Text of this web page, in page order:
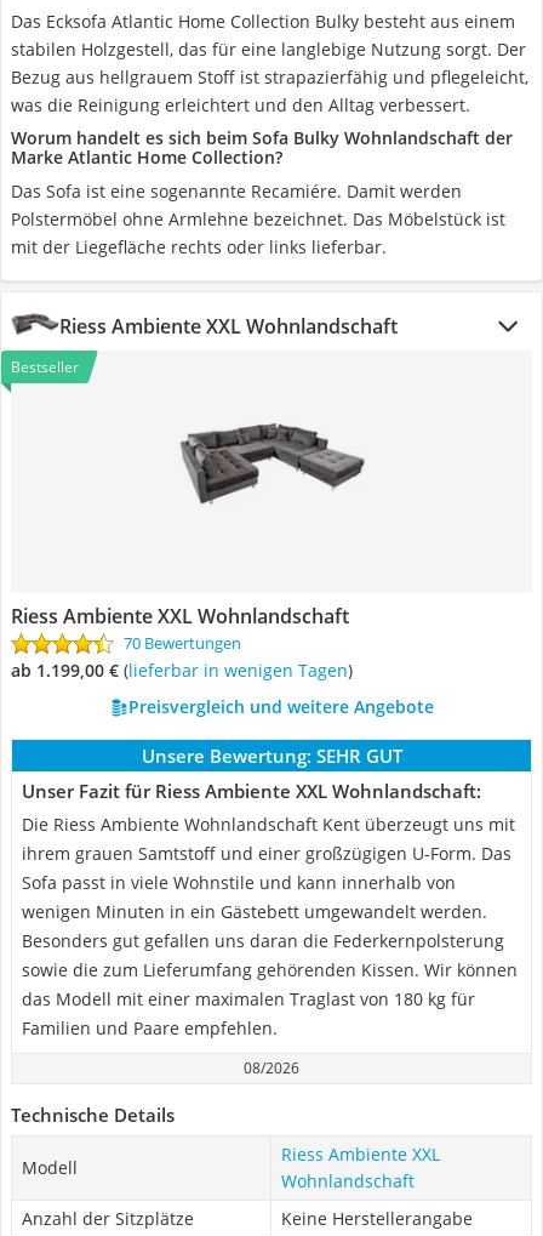
Das Ecksofa Atlantic Home Collection Bulky besteht aus einem
stabilen Holzgestell, das für eine langlebige Nutzung sorgt. Der
Bezug aus hellgrauem Stoff ist strapazierfähig und pflegeleicht,
was die Reinigung erleichtert und den Alltag verbessert.
Worum handelt es sich beim Sofa Bulky Wohnlandschaft der
Marke Atlantic Home Collection?
Das Sofa ist eine sogenannte Recamiére. Damit werden
Polstermöbel ohne Armlehne bezeichnet. Das Möbelstück ist
mit der Liegefläche rechts oder links lieferbar.
Riess Ambiente XXL Wohnlandschaft
Bestseller
Riess Ambiente XXL Wohnlandschaft
70 Bewertungen
ab 1.199,00 € ( Lieferbar in wenigen Tagen)
Preisvergleich und weitere Angebote
Unsere Bewertung: SEHR GUT
Unser Fazit für Riess Ambiente XXL Wohnlandschaft:
Die Riess Ambiente Wohnlandschaft Kent überzeugt uns mit
ihrem grauen Samtstoff und einer großzügigen U-Form. Das
Sofa passt in viele Wohnstile und kann innerhalb von
wenigen Minuten in ein Gästebett umgewandelt werden.
Besonders gut gefallen uns daran die Federkernpolsterung
sowie die zum Lieferumfang gehörenden Kissen. Wir können
das Modell mit einer maximalen Traglast von 180 kg für
Familien und Paare empfehlen.
08/2026
Technische Details
Modell
Riess Ambiente XXL
Wohnlandschaft
Anzahl der Sitzplätze
Keine Herstellerangabe